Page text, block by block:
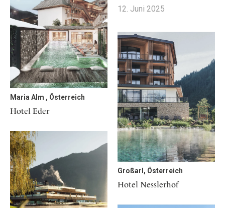
12. Juni 2025
Maria Alm , Österreich
Hotel Eder
Großarl, Österreich
Hotel Nesslerhof